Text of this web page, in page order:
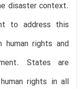
disaster context.
to address this
human rights and
States are
rights in all